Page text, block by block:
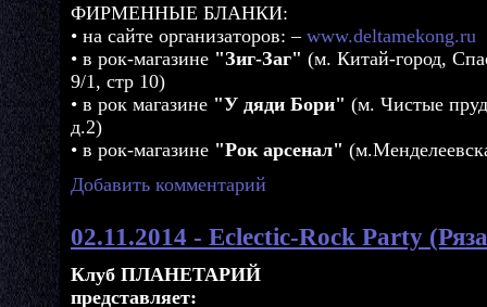
ФИРМЕННЫЕ БЛАНКИ:
• на сайте организаторов: – www.deltamekong.ru
• в рок-магазине "Зиг-Заг" (м. Китай-город,
9/1, стр 10)
• в рок магазине "У дяди Бори" (м. Чистые
д.2)
• в рок-магазине "Рок арсенал"
Добавить комментарий
02.11.2014 - Eclectic-Rock Party
Клуб ПЛАНЕТАРИЙ
представляет: